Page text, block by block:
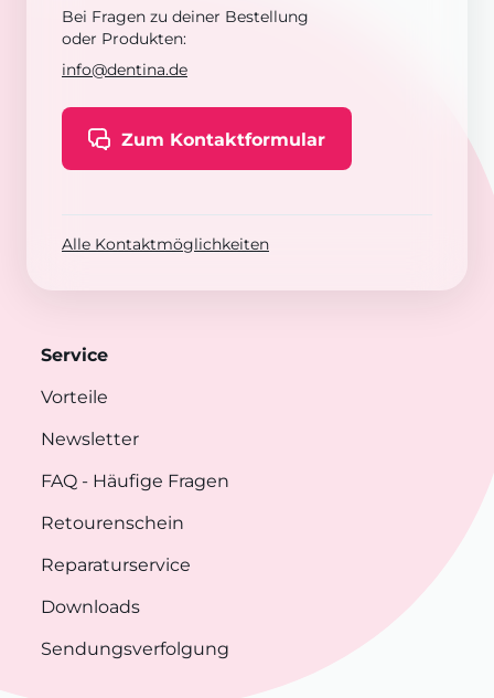
Bei Fragen zu deiner Bestellung
oder Produkten:
info@dentina.de
Zum Kontaktformular
Alle Kontaktmöglichkeiten
Service
Vorteile
Newsletter
FAQ - Häufige Fragen
Retourenschein
Reparaturservice
Downloads
Sendungsverfolgung